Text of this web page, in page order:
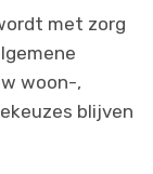
met zorg
woon-,
blijven